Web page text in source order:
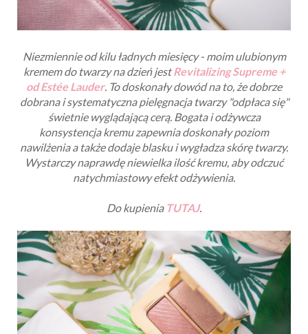
Niezmiennie od kilu ładnych miesięcy - moim ulubionym
kremem do twarzy na dzień jestRevitalizing Supreme +
od Estée Lauder. To doskonały dowód na to, że dobrze
dobrana i systematyczna pielęgnacja twarzy "odpłaca się"
świetnie wyglądającą cerą. Bogata i odżywcza
konsystencja kremu zapewnia doskonały poziom
nawilżenia a także dodaje blasku i wygładza skórę twarzy.
Wystarczy naprawdę niewielka ilość kremu, aby odczuć
natychmiastowy efekt odżywienia.
Do kupienia TUTAJ.